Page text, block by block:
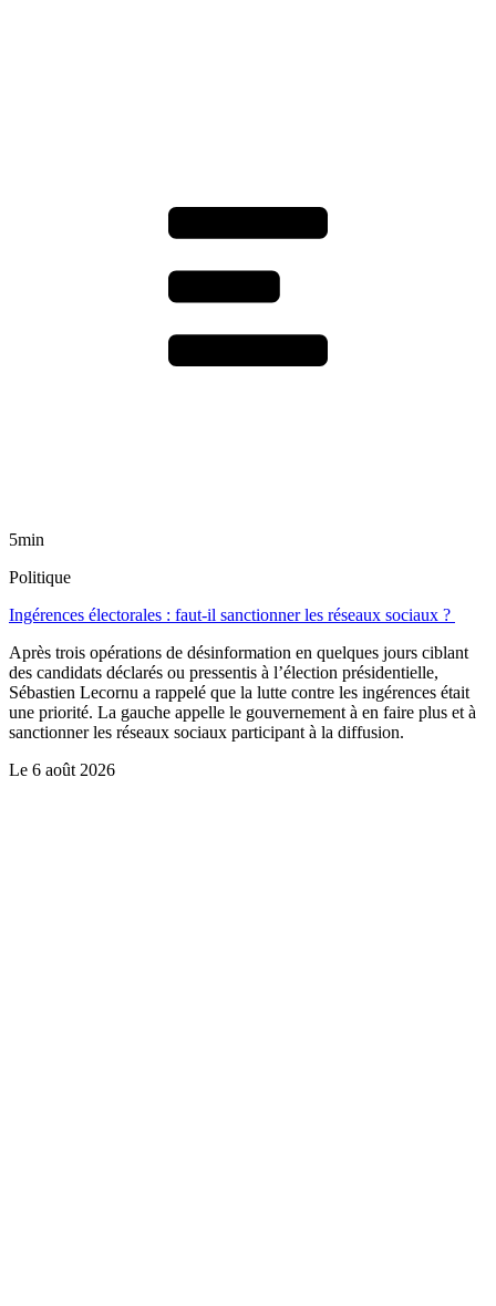
5min
Politique
Ingérences électorales : faut-il sanctionner les réseaux sociaux ?
Après trois opérations de désinformation en quelques jours ciblant
des candidats déclarés ou pressentis à l’élection présidentielle,
Sébastien Lecornu a rappelé que la lutte contre les ingérences était
une priorité. La gauche appelle le gouvernement à en faire plus et à
sanctionner les réseaux sociaux participant à la diffusion.
Le 6 août 2026